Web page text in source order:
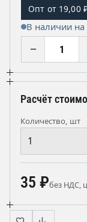
Опт от
В наличии на
−
Расчёт
Количество, шт
35 ₽без НДС,